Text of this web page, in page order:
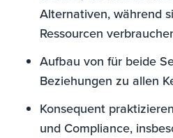
Alternativen, während
Ressourcen
Aufbau von für beide
Beziehungen zu allen
Konsequent
und Compliance,